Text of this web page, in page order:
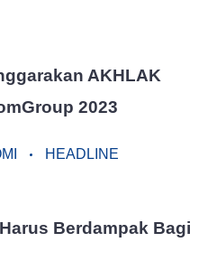
AKHLAK
2023
HEADLINE
Berdampak Bagi